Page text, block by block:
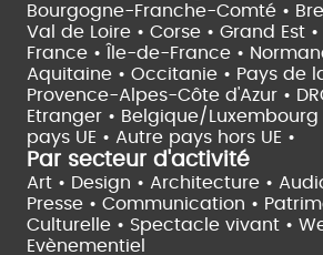
Bourgogne-Franche-Comté •
Val de Loire • Corse • Grand Est •
France •
Île-de-France •
Aquitaine • Occitanie • Pays de
Provence-Alpes-Côte d'Azur •
Etranger • Belgique/Luxembourg
pays UE • Autre pays hors UE •
Par secteur d'activité
Art • Design • Architecture •
Presse • Communication •
Culturelle • Spectacle vivant •
Evènementiel